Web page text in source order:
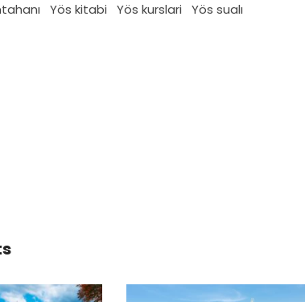
Yös kitabi Yös kurslari Yös sualı